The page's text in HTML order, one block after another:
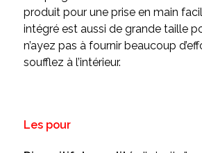
produit pour une prise en main
intégré est aussi de grande taille
n’ayez pas à fournir beaucoup
soufflez à l’intérieur.
Les pour